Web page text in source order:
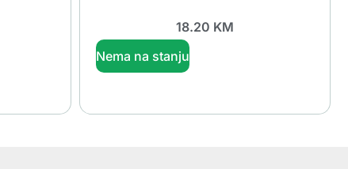
18.20 KM
Nema na stanju